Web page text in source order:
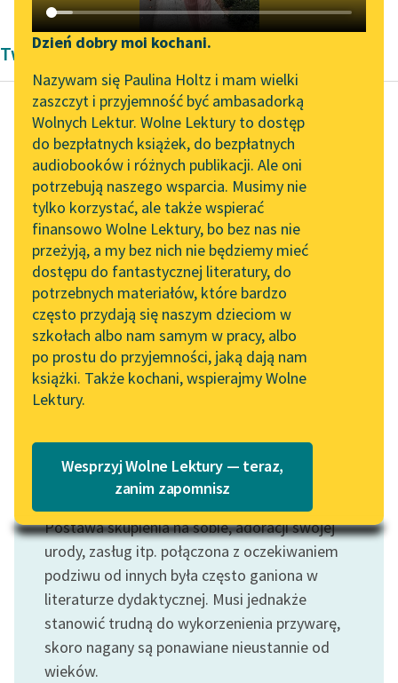
Katalog DAISY
Podkasty o książkach
Zgłoś brak utworu
Aktualności
„Prokurator Alicja Horn”
do słuchania
Byliśmy częścią AI Impact
Lab
Zapraszamy na spotkanie
online z tłumaczkami
literatury skandynawskiej
Spotkanie z Katarzyną
Tunkiel w Oslo
102. lata temu zmarł
Joseph Conrad
Lektury szkolne i klasyka
literatury do słuchania dla
uczennic i uczniów z
niepełnosprawnościami
E-kolekcja lektur
szkolnych i literatury do
słuchania dla uczennic i
uczniów z
niepełnosprawnościami
Narzędzia
Mapa Wolnych Lektur
Leśmianator
Przewodnik dla piszących i
czytających
API
OAI-PMH
Widget Wolnych Lektur
Przypisy
Katalog w formacie PDF
Dzień dobry moi kochani.
Nazywam się Paulina Holtz i mam wielki
zaszczyt i przyjemność być ambasadorką
Wolnych Lektur. Wolne Lektury to dostęp
do bezpłatnych książek, do bezpłatnych
audiobooków i różnych publikacji. Ale oni
potrzebują naszego wsparcia. Musimy nie
tylko korzystać, ale także wspierać
finansowo Wolne Lektury, bo bez nas nie
przeżyją, a my bez nich nie będziemy mieć
dostępu do fantastycznej literatury, do
potrzebnych materiałów, które bardzo
często przydają się naszym dzieciom w
szkołach albo nam samym w pracy, albo
po prostu do przyjemności, jaką dają nam
książki. Także kochani, wspierajmy Wolne
Lektury.
Wesprzyj Wolne Lektury — teraz,
zanim zapomnisz
Twórczość Patrycja Nowak
Patrycja Nowak
Ptaki-dziwaki
Dziwak to jest ktoś
niezwykły —
tłumaczyła Kiwi. — Ale
bycie zwykłym też jest
w porządku. Nie...
Czytaj więcej
Motyw: Próżność
Postawa skupienia na sobie, adoracji swojej
urody, zasług itp. połączona z oczekiwaniem
podziwu od innych była często ganiona w
literaturze dydaktycznej. Musi jednakże
stanowić trudną do wykorzenienia przywarę,
skoro nagany są ponawiane nieustannie od
wieków.